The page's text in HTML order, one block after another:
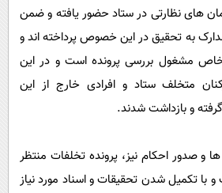
های نظارتی در ستاد حضور یافته و ضمن
به تحقیق در این خصوص پرداخته اند و
مشغول بررسی پرونده است و در این
متخلف ستاد و افرادی خارج از این
و بازداشت شدند.
و صدور احکام نیز، پرونده تخلفات منتظر
تکمیل شدن تحقیقات و اسناد مورد نیاز